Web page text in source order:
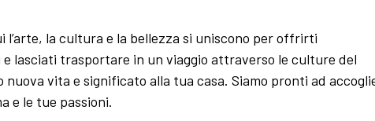
la cultura e la bellezza si uniscono per offrirti
lasciati trasportare in un viaggio attraverso le culture del
vita e significato alla tua casa. Siamo pronti ad
e le tue passioni.